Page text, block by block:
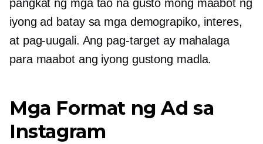
pangkat ng mga tao na gusto mong maabot ng
iyong ad batay sa mga demograpiko, interes,
at pag-uugali. Ang pag-target ay mahalaga
para maabot ang iyong gustong madla.
Mga Format ng Ad sa
Instagram